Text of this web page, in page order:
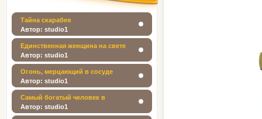
Тайна скарабея
Автор: studio1
Единственная женщина на свете
Автор: studio1
Огонь, мерцающий в сосуде
Автор: studio1
Cамый богатый человек в
вавилоне
Автор: studio1